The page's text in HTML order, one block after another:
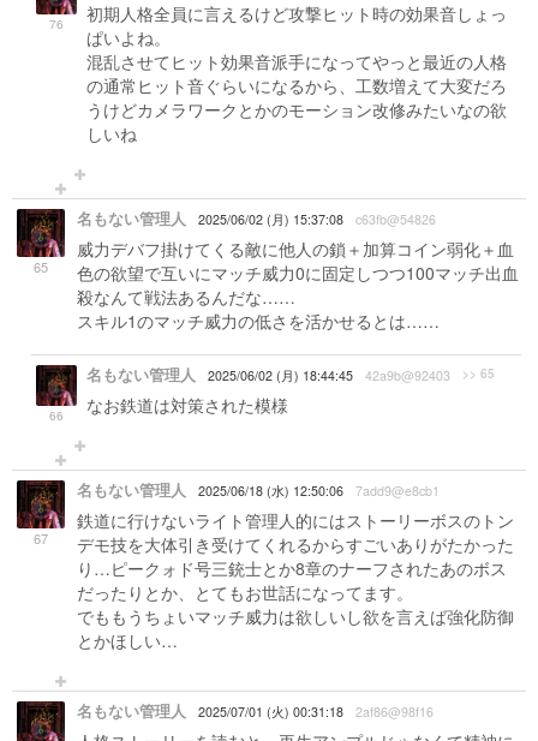
76
初期人格全員に言えるけど攻撃ヒット時の効果音しょっ
ぱいよね。
混乱させてヒット効果音派手になってやっと最近の人格
の通常ヒット音ぐらいになるから、工数増えて大変だろ
うけどカメラワークとかのモーション改修みたいなの欲
しいね
65
名もない管理人 2025/06/02 (月) 15:37:08 c63fb@54826
威力デバフ掛けてくる敵に他人の鎖＋加算コイン弱化＋血
色の欲望で互いにマッチ威力0に固定しつつ100マッチ出血
殺なんて戦法あるんだな……
スキル1のマッチ威力の低さを活かせるとは……
66
名もない管理人 2025/06/02 (月) 18:44:45 42a9b@92403 >> 65
なお鉄道は対策された模様
67
名もない管理人 2025/06/18 (水) 12:50:06 7add9@e8cb1
鉄道に行けないライト管理人的にはストーリーボスのトン
デモ技を大体引き受けてくれるからすごいありがたかった
り…ピークォド号三銃士とか8章のナーフされたあのボス
だったりとか、とてもお世話になってます。
でももうちょいマッチ威力は欲しいし欲を言えば強化防御
とかほしい…
名もない管理人 2025/07/01 (火) 00:31:18 2af86@98f16